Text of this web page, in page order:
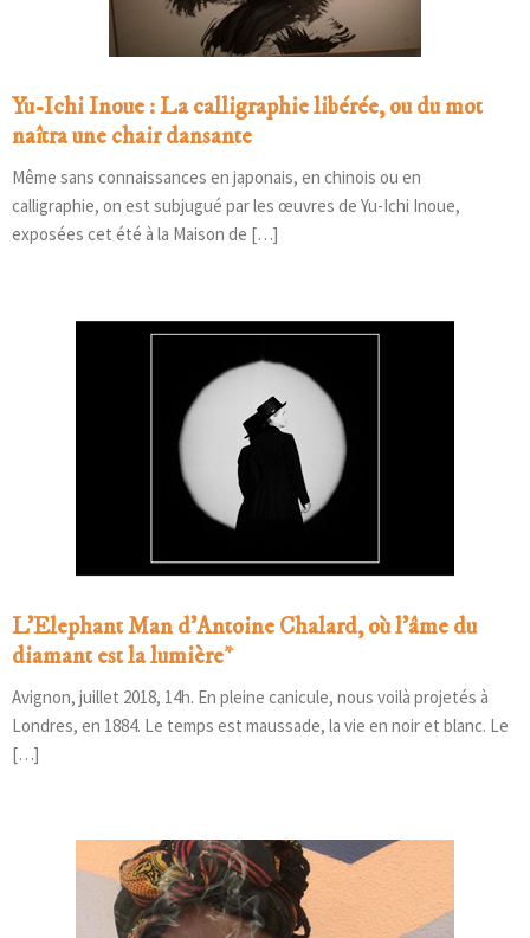
Yu-Ichi Inoue : La calligraphie libérée, ou du mot
naîtra une chair dansante
Même sans connaissances en japonais, en chinois ou en
calligraphie, on est subjugué par les œuvres de Yu-Ichi Inoue,
exposées cet été à la Maison de […]
L’Elephant Man d’Antoine Chalard, où l’âme du
diamant est la lumière*
Avignon, juillet 2018, 14h. En pleine canicule, nous voilà projetés à
Londres, en 1884. Le temps est maussade, la vie en noir et blanc. Le
[…]